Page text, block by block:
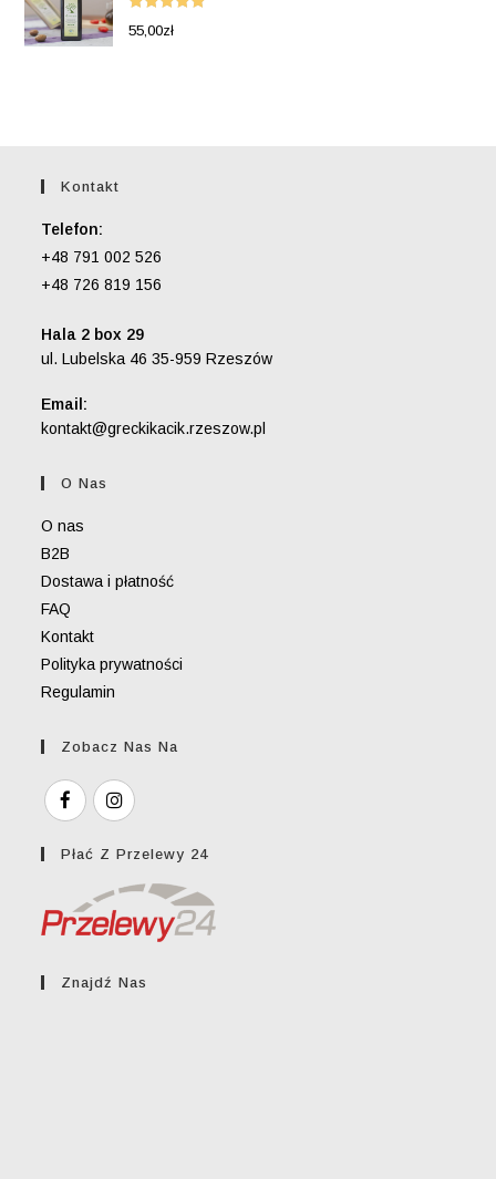
Oceniono
55,00zł
Kontakt
Telefon:
+48 791 002 526
+48 726 819 156
Hala 2 box 29
ul. Lubelska 46 35-959 Rzeszów
Email:
kontakt@greckikacik.rzeszow.pl
O Nas
O nas
B2B
Dostawa i płatność
FAQ
Kontakt
Polityka prywatności
Regulamin
Zobacz Nas Na
Płać Z Przelewy 24
Znajdź Nas